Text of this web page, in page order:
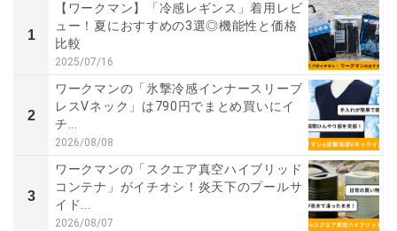
1
【ワークマン】「冷感レギンス」着用レビ
ュー！夏におすすめの3選◎機能性と価格
比較
2025/07/16
2
ワークマンの「氷撃冷感インナースリーブ
レスVネック」は790円でまとめ買いにイ
チ...
2026/08/08
3
ワークマンの「スクエア真空ハイブリッド
コンテナ」がイチオシ！炎天下のプールサ
イド...
2026/08/07